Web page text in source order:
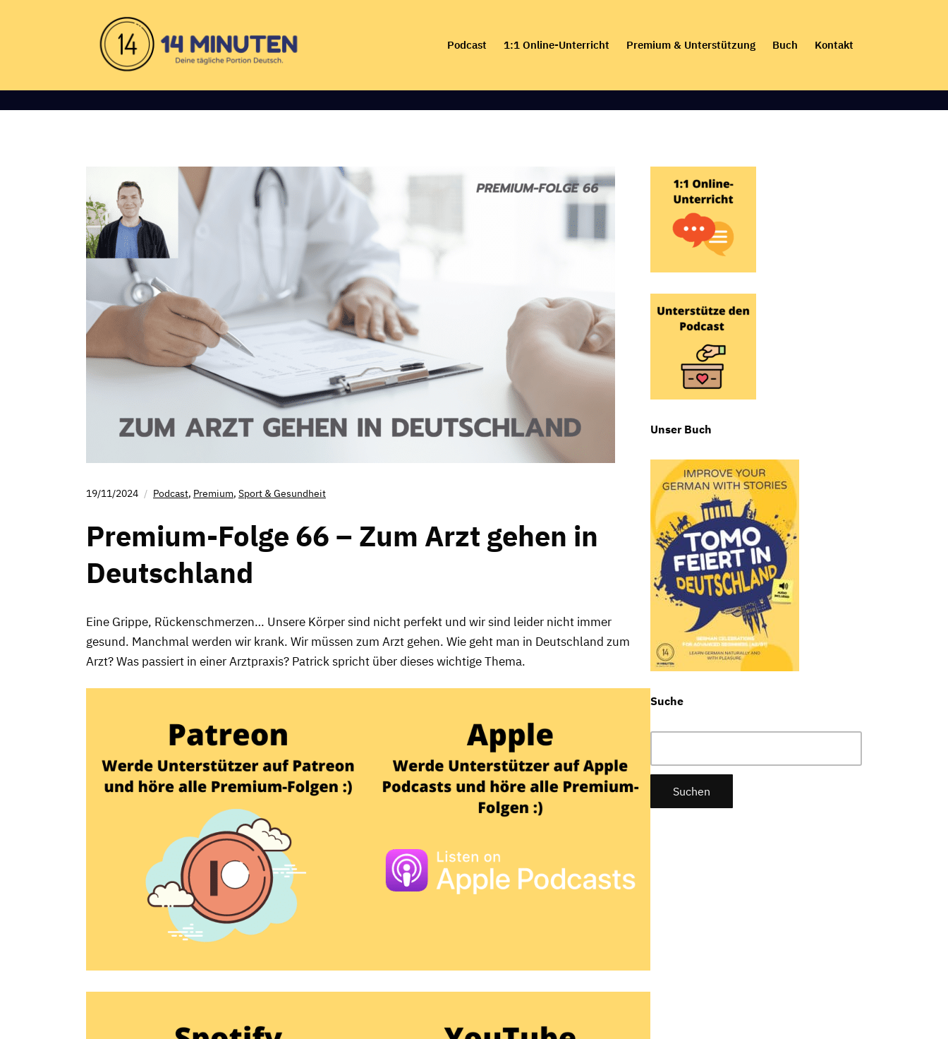
content
Podcast 1:1 Online-Unterricht Premium & Unterstützung Buch Kontakt
19/11/2024 Podcast, Premium, Sport & Gesundheit
Premium-Folge 66 – Zum Arzt gehen in
Deutschland
Eine Grippe, Rückenschmerzen… Unsere Körper sind nicht perfekt und wir sind leider nicht immer
gesund. Manchmal werden wir krank. Wir müssen zum Arzt gehen. Wie geht man in Deutschland zum
Arzt? Was passiert in einer Arztpraxis? Patrick spricht über dieses wichtige Thema.
Unser Buch
Suche